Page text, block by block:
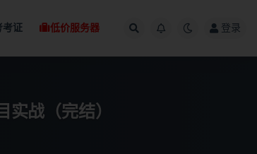
考证 低价服务器 登录
战（完结）